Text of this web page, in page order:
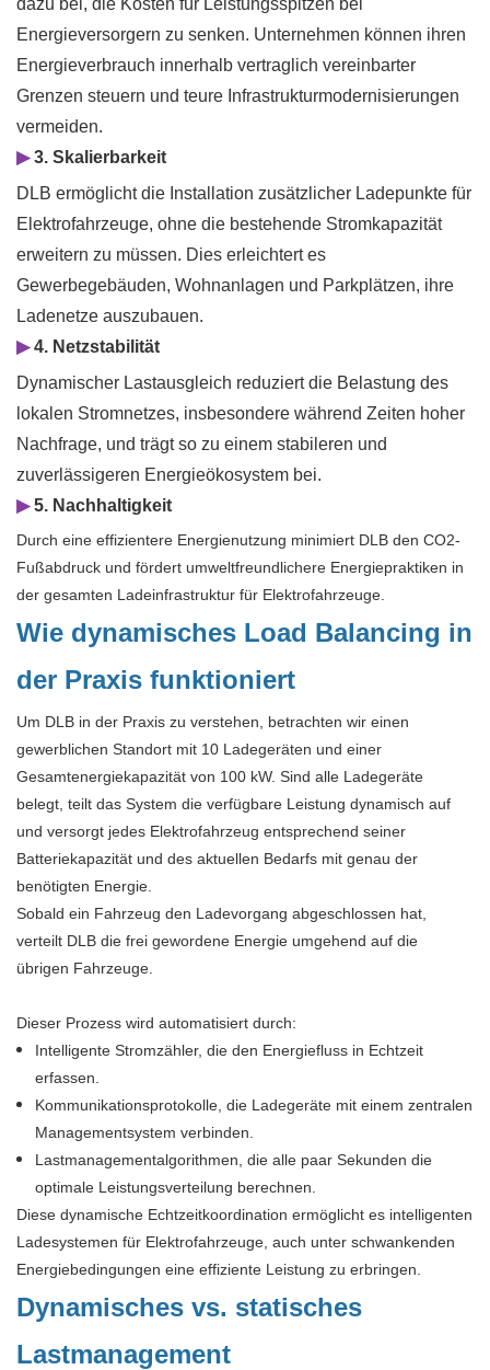
Energieversorgern zu senken. Unternehmen können ihren
Energieverbrauch innerhalb vertraglich vereinbarter
Grenzen steuern und teure Infrastrukturmodernisierungen
vermeiden.
▶3. Skalierbarkeit
DLB ermöglicht die Installation zusätzlicher Ladepunkte für
Elektrofahrzeuge, ohne die bestehende Stromkapazität
erweitern zu müssen. Dies erleichtert es
Gewerbegebäuden, Wohnanlagen und Parkplätzen, ihre
Ladenetze auszubauen.
▶4. Netzstabilität
Dynamischer Lastausgleich reduziert die Belastung des
lokalen Stromnetzes, insbesondere während Zeiten hoher
Nachfrage, und trägt so zu einem stabileren und
zuverlässigeren Energieökosystem bei.
▶5. Nachhaltigkeit
Durch eine effizientere Energienutzung minimiert DLB den CO2-
Fußabdruck und fördert umweltfreundlichere Energiepraktiken in
der gesamten Ladeinfrastruktur für Elektrofahrzeuge.
Wie dynamisches Load Balancing in
der Praxis funktioniert
Um DLB in der Praxis zu verstehen, betrachten wir einen
gewerblichen Standort mit 10 Ladegeräten und einer
Gesamtenergiekapazität von 100 kW. Sind alle Ladegeräte
belegt, teilt das System die verfügbare Leistung dynamisch auf
und versorgt jedes Elektrofahrzeug entsprechend seiner
Batteriekapazität und des aktuellen Bedarfs mit genau der
benötigten Energie.
Sobald ein Fahrzeug den Ladevorgang abgeschlossen hat,
verteilt DLB die frei gewordene Energie umgehend auf die
übrigen Fahrzeuge.
Dieser Prozess wird automatisiert durch:
Intelligente Stromzähler, die den Energiefluss in Echtzeit
erfassen.
Kommunikationsprotokolle, die Ladegeräte mit einem zentralen
Managementsystem verbinden.
Lastmanagementalgorithmen, die alle paar Sekunden die
optimale Leistungsverteilung berechnen.
Diese dynamische Echtzeitkoordination ermöglicht es intelligenten
Ladesystemen für Elektrofahrzeuge, auch unter schwankenden
Energiebedingungen eine effiziente Leistung zu erbringen.
Dynamisches vs. statisches
Lastmanagement